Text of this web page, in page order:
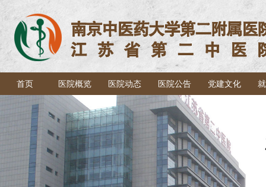
首页 医院概览 医院动态 医院公告 党建文化